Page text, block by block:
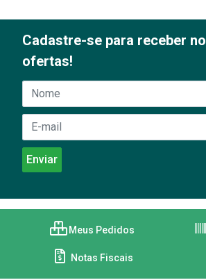
Cadastre-se para receber
ofertas!
Meus Pedidos
Notas Fiscais